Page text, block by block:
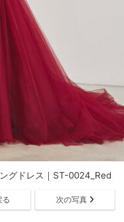
グドレス｜ST-0024_Red
る 次の写真